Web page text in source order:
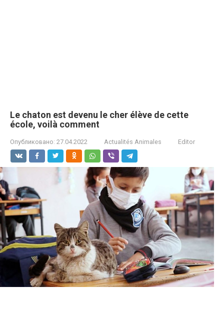
Le chaton est devenu le cher élève de cette
école, voilà comment
Опубликовано: 27.04.2022 Actualités Animales Editor